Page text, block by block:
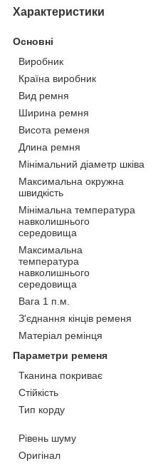
Характеристики
Основні
Виробник
Країна виробник
Вид ремня
Ширина ремня
Висота ременя
Длина ремня
Мінімальний діаметр шківа
Максимальна окружна
швидкість
Мінімальна температура
навколишнього
середовища
Максимальна
температура
навколишнього
середовища
Вага 1 п.м.
З'єднання кінців ременя
Матеріал ремінця
Параметри ременя
Тканина покриває
Стійкість
Тип корду
Рівень шуму
Оригінал